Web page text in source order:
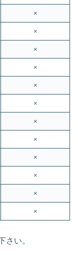
×
×
×
×
×
×
×
×
×
×
×
×
さい。